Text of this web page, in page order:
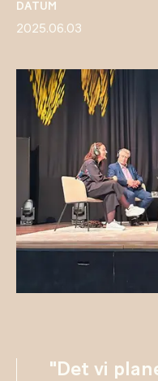
DATUM
2025.06.03
"Det vi